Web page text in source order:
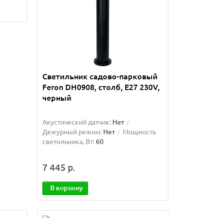
Светильник садово-парковый
Feron DH0908, столб, E27 230V,
черный
Акустический датчик: Нет
Дежурный режим: Нет
Мощность
светильника, Вт: 60
7 445 р.
В корзину